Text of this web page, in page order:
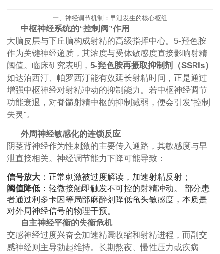
一、神经调节机制：早泄发生的核心枢纽
中枢神经系统的“控制阀”作用
大脑皮层与下丘脑构成射精的高级指挥中心。5-羟色胺
作为关键神经递质，其浓度与受体敏感度直接影响射精
阈值。临床研究表明， 5-羟色胺再摄取抑制剂（SSRIs）
如达泊西汀、帕罗西汀能有效延长射精时间，正是通过
增强中枢神经对射精冲动的抑制能力。若中枢神经调节
功能衰退，对脊髓射精中枢的抑制减弱，便会引发“控制
失灵”。
外周神经敏感化的连锁反应
阴茎背神经作为性刺激的主要传入通路，其敏感度与早
泄直接相关。神经调节能力下降可能导致：
信号放大 ：正常刺激被过度解读，加速射精反射；
阈值降低 ：轻微接触即触发不可控的射精冲动。 部分患
者通过利多卡因等局部麻醉剂降低龟头敏感度，本质是
对外周神经信号的物理干预。
自主神经平衡的失衡危机
交感神经过度兴奋会加速精囊收缩和射精进程，而副交
感神经则主导勃起维持。长期熬夜、慢性压力或疾病